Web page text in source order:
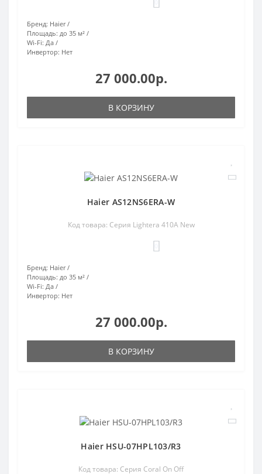
Бренд: Haier
Площадь: до 35 м²
Wi-Fi: Да
Инвертор: Нет
27 000.00р.
В КОРЗИНУ
Haier AS12NS6ERA-W
Код товара: Серия Lightera 410A New
Бренд: Haier
Площадь: до 35 м²
Wi-Fi: Да
Инвертор: Нет
27 000.00р.
В КОРЗИНУ
Haier HSU-07HPL103/R3
Код товара: Серия Coral On Off